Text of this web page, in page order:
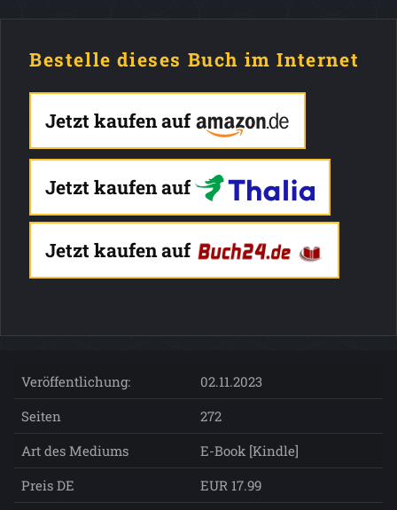
Bestelle dieses Buch im Internet
Jetzt kaufen auf
Jetzt kaufen auf
Jetzt kaufen auf
Veröffentlichung:
02.11.2023
Seiten
272
Art des Mediums
E-Book [Kindle]
Preis DE
EUR 17.99